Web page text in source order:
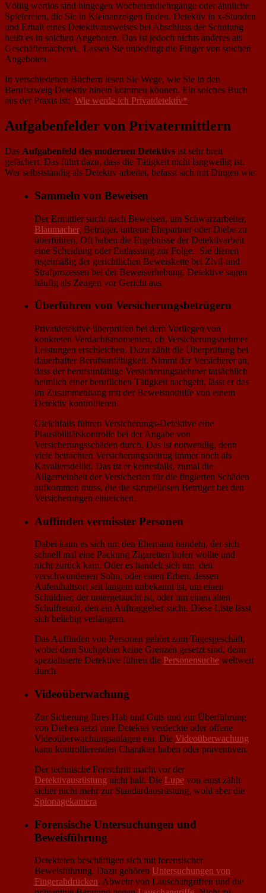
Völlig wertlos sind hingegen Wochenendlehrgänge oder ähnliche
Spielereien, die Sie in Kleinanzeigen finden. Detektiv in x-Stunden
und Erhalt eines Detektivausweises bei Abschluss der Schulung
heißt es in solchen Angeboten. Das ist jedoch nichts anderes als
Geschäftemacherei. Lassen Sie unbedingt die Finger von solchen
Angeboten.
In verschiedenen Büchern lesen Sie Wege, wie Sie in den
Berufszweig Detektiv hinein kommen können. Ein solches Buch
aus der Praxis ist: Wie werde ich Privatdetektiv*.
Aufgabenfelder von Privatermittlern
Das Aufgabenfeld des modernen Detektivs ist sehr breit
gefächert. Das führt dazu, dass die Tätigkeit nicht langweilig ist.
Wer selbstständig als Detektiv arbeitet, befasst sich mit Dingen wie:
Sammeln von Beweisen
Der Ermittler sucht nach Beweisen, um Schwarzarbeiter,
Blaumacher, Betrüger, untreue Ehepartner oder Diebe zu
überführen. Oft haben die Ergebnisse der Detektivarbeit
eine Scheidung oder Entlassung zur Folge. Sie dienen
regelmäßig der gerichtlichen Beweiskette bei Zivil-und
Strafprozessen bei der Beweiserhebung. Detektive sagen
häufig als Zeugen vor Gericht aus.
Überführen von Versicherungsbetrügern
Privatdetektive überprüfen bei dem Vorliegen von
konkreten Verdachts­momenten, ob Versicherungsnehmer
Leistungen erschleichen. Dazu zählt die Überprüfung bei
dauerhafter Berufsunfähigkeit. Nimmt der Versicherer an,
dass der berufsunfähige Versicherungs­­­nehmer tatsächlich
heimlich einer beruflichen Tätigkeit nachgeht, lässt er das
im Zusammenhang mit der Beweisnothilfe von einem
Detektiv kontrollieren.
Gleichfalls führen Versicherungs­-Detektive eine
Plausibilitätskontrolle bei der Angabe von
Versicherungsschäden durch. Das ist notwendig, denn
viele betrachten Versicherungsbetrug immer noch als
Kavaliersdelikt. Das ist er keinesfalls, zumal die
Allgemeinheit der Versicherten für die fingierten Schäden
aufkommen muss, die die skrupellosen Betrüger bei den
Versicherungen einreichen.
Auffinden vermisster Personen
Dabei kann es sich um den Ehemann handeln, der sich
schnell mal eine Packung Zigaretten holen wollte und
nicht zurück kam. Oder es handelt sich um den
verschwundenen Sohn, oder einen Erben, dessen
Aufenthaltsort seit langem unbekannt ist, um einen
Schuldner, der untergetaucht ist, oder um einen alten
Schulfreund, den ein Auftraggeber sucht. Diese Liste lässt
sich beliebig verlängern.
Das Auffinden von Personen gehört zum Tagesgeschäft,
wobei dem Suchgebiet keine Grenzen gesetzt sind, denn
spezialisierte Detektive führen die Personensuche weltweit
durch.
Videoüberwachung
Zur Sicherung Ihres Hab und Guts und zur Überführung
von Dieben setzt eine Detektei verdeckte oder offene
Videoüberwachungsanlagen ein. Die Videoüberwachung
kann kontrollierenden Charakter haben oder präventiven.
Der technische Fortschritt macht vor der
Detektivausrüstung nicht halt. Die Lupe von einst zählt
sicher nicht mehr zur Standardausrüstung, wohl aber die
Spionagekamera.
Forensische Untersuchungen und
Beweisführung
Detekteien beschäftigen sich mit forensischer
Beweisführung. Dazu gehören Untersuchungen von
Fingerabdrücken, Abwehr von Lauschangriffen und die